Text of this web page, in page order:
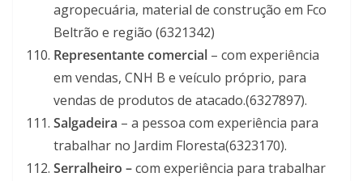
agropecuária, material de construção em Fco
Beltrão e região (6321342)
Representante comercial – com experiência
em vendas, CNH B e veículo próprio, para
vendas de produtos de atacado.(6327897).
Salgadeira – a pessoa com experiência para
trabalhar no Jardim Floresta(6323170).
Serralheiro –com experiência para trabalhar